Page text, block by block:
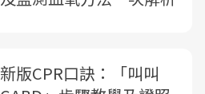
新版CPR口訣：「叫叫